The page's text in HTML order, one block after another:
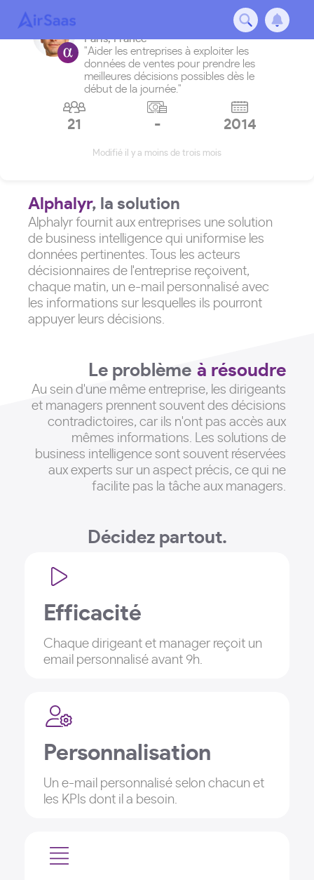
Paris,France
"Aider les entreprises à exploiter les
données de ventes pour prendre les
meilleures décisions possibles dès le
début de la journée."
21 - 2014
Modifié il y a moins de trois mois
Alphalyr, la solution
Alphalyr fournit aux entreprises une solution
de business intelligence qui uniformise les
données pertinentes. Tous les acteurs
décisionnaires de l'entreprise reçoivent,
chaque matin, un e-mail personnalisé avec
les informations sur lesquelles ils pourront
appuyer leurs décisions.
Le problème à résoudre
Au sein d'une même entreprise, les dirigeants
et managers prennent souvent des décisions
contradictoires, car ils n'ont pas accès aux
mêmes informations. Les solutions de
business intelligence sont souvent réservées
aux experts sur un aspect précis, ce qui ne
facilite pas la tâche aux managers.
Décidez partout.
Efficacité
Chaque dirigeant et manager reçoit un
email personnalisé avant 9h.
Personnalisation
Un e-mail personnalisé selon chacun et
les KPIs dont il a besoin.